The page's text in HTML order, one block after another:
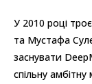
У 2010 році
та Мустафа
заснувати
спільну